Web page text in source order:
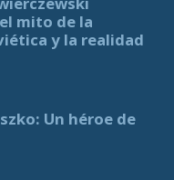
mito de la
y la realidad
Un héroe de